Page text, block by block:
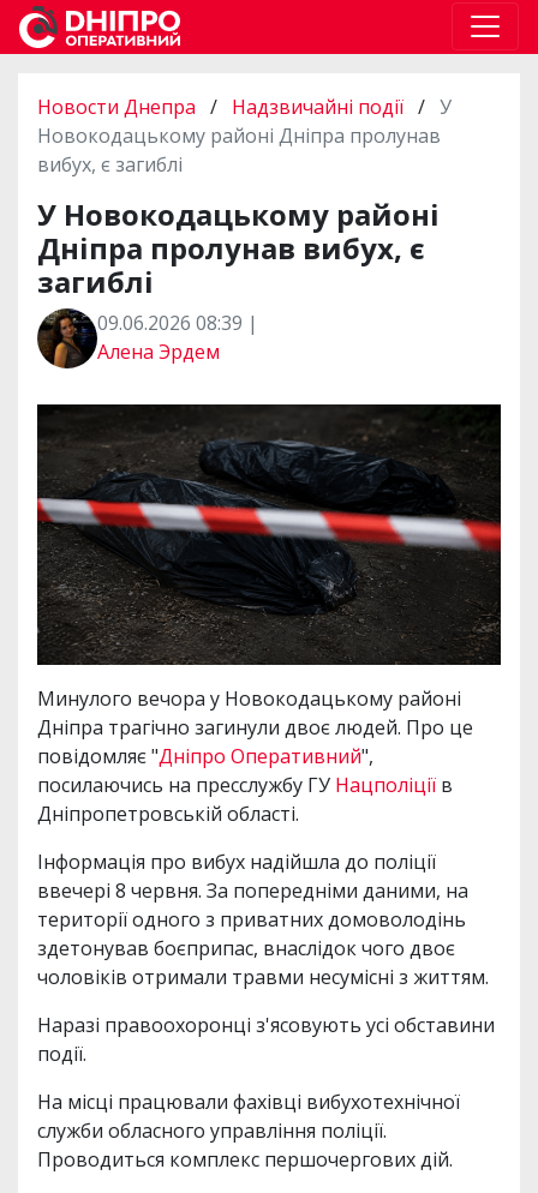
Новости Днепра / Надзвичайні події / У
Новокодацькому районі Дніпра пролунав
вибух, є загиблі
У Новокодацькому районі
Дніпра пролунав вибух, є
загиблі
09.06.2026 08:39 |
Алена Эрдем
Минулого вечора у Новокодацькому районі
Дніпра трагічно загинули двоє людей. Про це
повідомляє "Дніпро Оперативний",
посилаючись на пресслужбу ГУ Нацполіції в
Дніпропетровській області.
Інформація про вибух надійшла до поліції
ввечері 8 червня. За попередніми даними, на
території одного з приватних домоволодінь
здетонував боєприпас, внаслідок чого двоє
чоловіків отримали травми несумісні з життям.
Наразі правоохоронці з'ясовують усі обставини
події.
На місці працювали фахівці вибухотехнічної
служби обласного управління поліції.
Проводиться комплекс першочергових дій.